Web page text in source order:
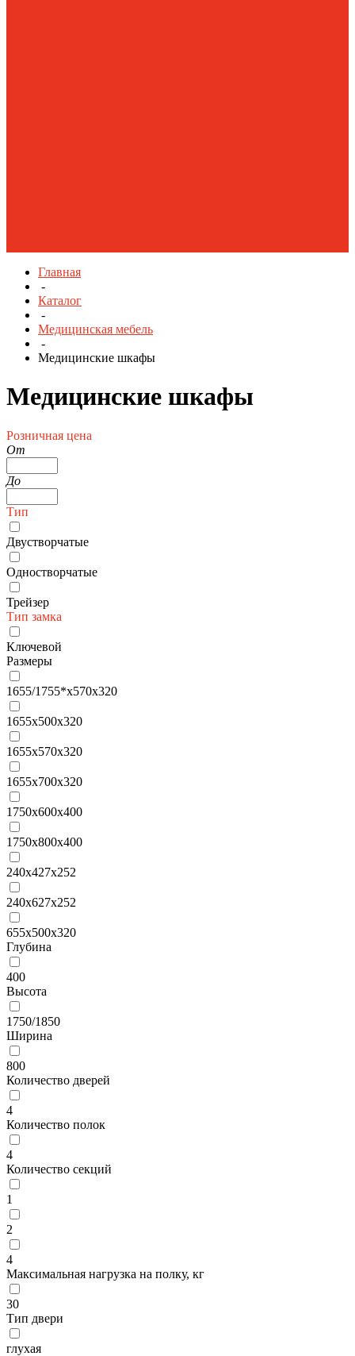
Главная
-
Каталог
-
Медицинская мебель
-
Медицинские шкафы
Медицинские шкафы
Розничная цена
От
До
Тип
Двустворчатые
Одностворчатые
Трейзер
Тип замка
Ключевой
Размеры
1655/1755*x570x320
1655x500x320
1655x570x320
1655x700x320
1750x600x400
1750x800x400
240x427x252
240x627x252
655x500x320
Глубина
400
Высота
1750/1850
Ширина
800
Количество дверей
4
Количество полок
4
Количество секций
1
2
4
Максимальная нагрузка на полку, кг
30
Тип двери
глухая